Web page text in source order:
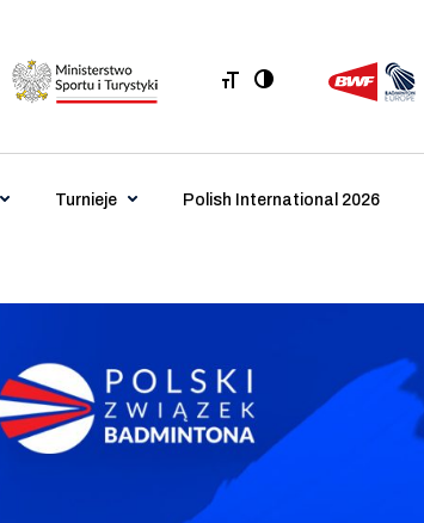
Turnieje Polish International 2026